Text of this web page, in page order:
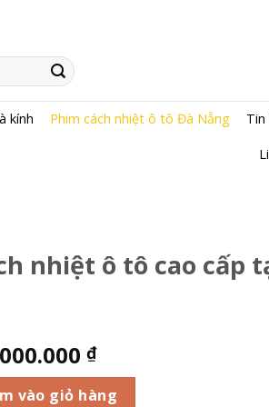
kính Phim cách nhiệt ô tô Đà Nẵng
nhiệt ô tô cao cấp
₫
cao cấp tại Đà Nẵng số lượng
vào giỏ hàng